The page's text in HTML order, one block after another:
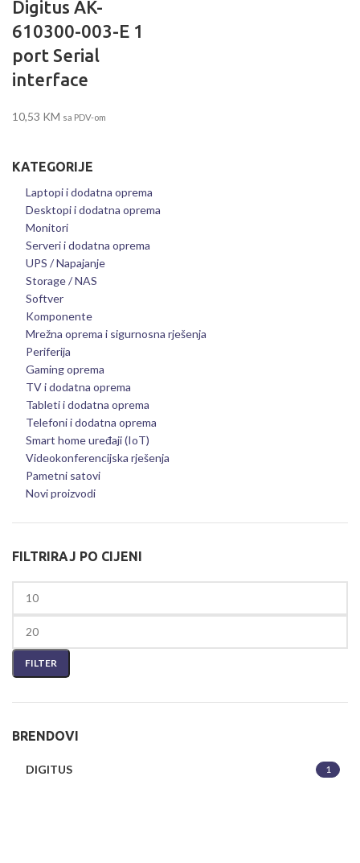
KATEGORIJE
Laptopi i dodatna oprema
Desktopi i dodatna oprema
Monitori
Serveri i dodatna oprema
UPS / Napajanje
Storage / NAS
Softver
Komponente
Mrežna oprema i sigurnosna rješenja
Periferija
Gaming oprema
TV i dodatna oprema
Tableti i dodatna oprema
Telefoni i dodatna oprema
Smart home uređaji (IoT)
Videokonferencijska rješenja
Pametni satovi
Novi proizvodi
FILTRIRAJ PO CIJENI
FILTER
BRENDOVI
DIGITUS 1
Digitus AK-
610300-003-E 1
port Serial
interface
10,53 KM sa PDV-om